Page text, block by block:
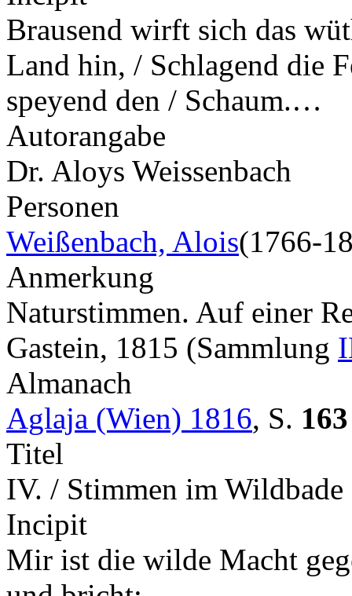
Brausend wirft sich das
Land hin, / Schlagend die
speyend den / Schaum.…
Autorangabe
Dr. Aloys Weissenbach
Personen
Weißenbach, Alois(1766-
Anmerkung
Naturstimmen. Auf einer
Gastein, 1815 (Sammlung
Almanach
Aglaja (Wien) 1816, S. 163
Titel
IV. / Stimmen im Wildbade
Incipit
Mir ist die wilde Macht